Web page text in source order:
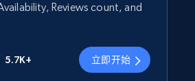
Reviews count, and
5.7K+ 立即开始